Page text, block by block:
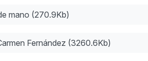
mano (270.9Kb)
Fernández (3260.6Kb)